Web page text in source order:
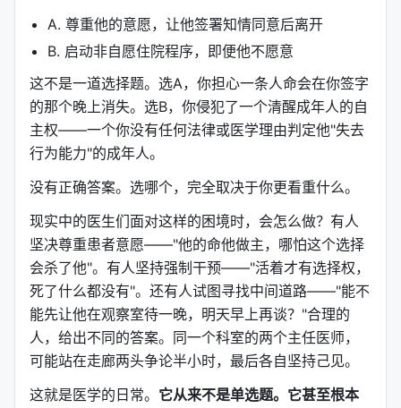
A. 尊重他的意愿，让他签署知情同意后离开
B. 启动非自愿住院程序，即便他不愿意
这不是一道选择题。选A，你担心一条人命会在你签字
的那个晚上消失。选B，你侵犯了一个清醒成年人的自
主权——一个你没有任何法律或医学理由判定他"失去
行为能力"的成年人。
没有正确答案。选哪个，完全取决于你更看重什么。
现实中的医生们面对这样的困境时，会怎么做？有人
坚决尊重患者意愿——"他的命他做主，哪怕这个选择
会杀了他"。有人坚持强制干预——"活着才有选择权，
死了什么都没有"。还有人试图寻找中间道路——"能不
能先让他在观察室待一晚，明天早上再谈？"合理的
人，给出不同的答案。同一个科室的两个主任医师，
可能站在走廊两头争论半小时，最后各自坚持己见。
这就是医学的日常。 它从来不是单选题。它甚至根本